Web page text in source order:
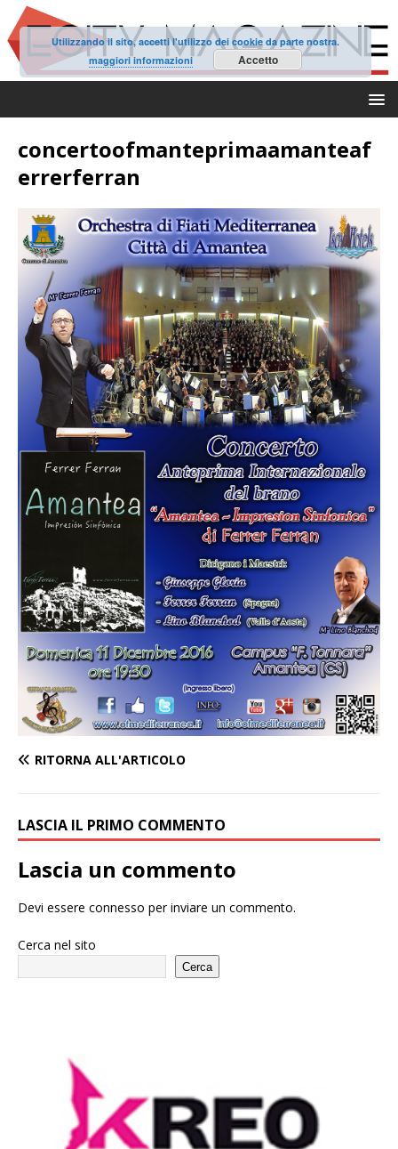
concertoofmanteprimaamanteaf
errerferran
RITORNA ALL'ARTICOLO
LASCIA IL PRIMO COMMENTO
Lascia un commento
Devi essere connesso per inviare un commento.
Cerca nel sito
Cerca
Utilizzando il sito, accetti l'utilizzo dei cookie da parte nostra.
maggiori informazioni
Accetto